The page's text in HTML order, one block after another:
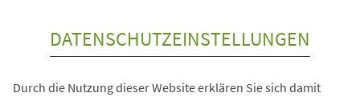
DATENSCHUTZEINSTELLUNGEN
Durch die Nutzung dieser Website erklären Sie sich damit